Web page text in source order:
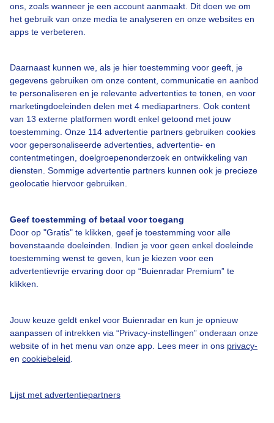
ons, zoals wanneer je een account aanmaakt. Dit doen we om
het gebruik van onze media te analyseren en onze websites en
apps te verbeteren.
Daarnaast kunnen we, als je hier toestemming voor geeft, je
gegevens gebruiken om onze content, communicatie en aanbod
te personaliseren en je relevante advertenties te tonen, en voor
marketingdoeleinden delen met 4 mediapartners. Ook content
van 13 externe platformen wordt enkel getoond met jouw
toestemming. Onze 114 advertentie partners gebruiken cookies
voor gepersonaliseerde advertenties, advertentie- en
contentmetingen, doelgroepenonderzoek en ontwikkeling van
diensten. Sommige advertentie partners kunnen ook je precieze
geolocatie hiervoor gebruiken.
Geef toestemming of betaal voor toegang
Door op "Gratis" te klikken, geef je toestemming voor alle
bovenstaande doeleinden. Indien je voor geen enkel doeleinde
toestemming wenst te geven, kun je kiezen voor een
advertentievrije ervaring door op “Buienradar Premium” te
klikken.
Jouw keuze geldt enkel voor Buienradar en kun je opnieuw
aanpassen of intrekken via “Privacy-instellingen” onderaan onze
website of in het menu van onze app. Lees meer in ons privacy-
en cookiebeleid
Lijst met advertentiepartners
Over Buienradar
Bedrijfsgegevens
Contact
Toegankelijkheid
Gebruikersvoorwaarden
Adverteren
Privacy beleid
Cookie beleid